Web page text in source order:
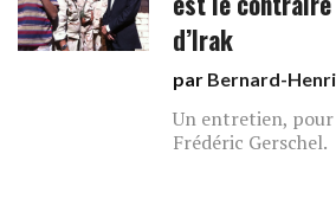
d’Irak
par Bernard-
Un entretien, pour
Frédéric Gerschel.